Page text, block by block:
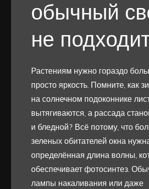
обычный
не
Растениям нужно гораздо
просто яркость. Помните, как
на солнечном подоконнике
вытягиваются, а рассада
и бледной? Всё потому, что
зеленых обитателей окна
определённая длина волны,
обеспечивает фотосинтез.
лампы накаливания или даже